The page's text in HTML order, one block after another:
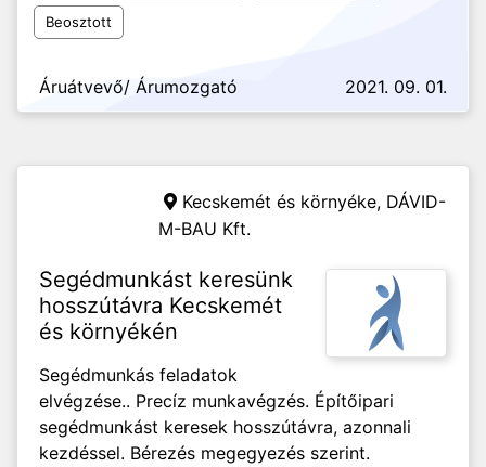
Beosztott
Áruátvevő/ Árumozgató 2021. 09. 01.
Kecskemét és környéke, DÁVID-
M-BAU Kft.
Segédmunkást keresünk
hosszútávra Kecskemét
és környékén
Segédmunkás feladatok
elvégzése.. Precíz munkavégzés. Építőipari
segédmunkást keresek hosszútávra, azonnali
kezdéssel. Bérezés megegyezés szerint.